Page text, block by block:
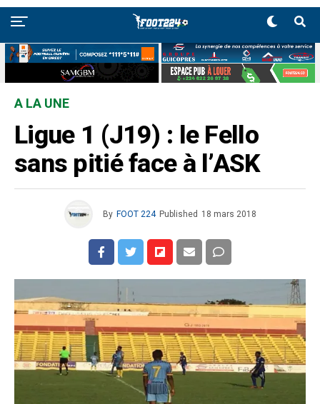
A LA UNE
Ligue 1 (J19) : le Fello
sans pitié face à l’ASK
By FOOT 224 Published 18 mars 2018